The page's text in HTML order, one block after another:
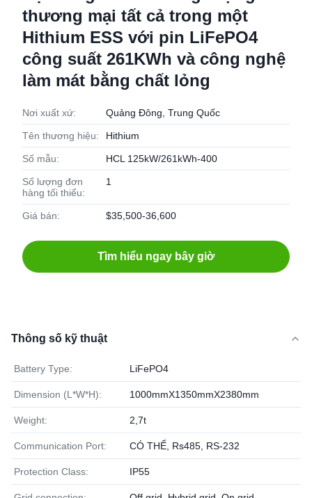
thương mại tất cả trong một
Hithium ESS với pin LiFePO4
công suất 261KWh và công nghệ
làm mát bằng chất lỏng
Nơi xuất xứ: Quảng Đông, Trung Quốc
Tên thương hiệu: Hithium
Số mẫu: HCL 125kW/261kWh-400
Số lượng đơn
hàng tối thiểu:
1
Giá bán: $35,500-36,600
Tìm hiểu ngay bây giờ
Thông số kỹ thuật
Battery Type: LiFePO4
Dimension (L*W*H): 1000mmX1350mmX2380mm
Weight: 2,7t
Communication Port: CÓ THỂ, Rs485, RS-232
Protection Class: IP55